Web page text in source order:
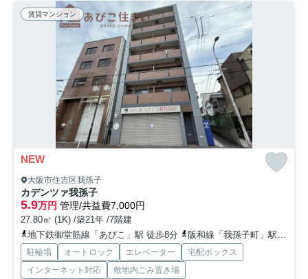
賃貸マンション
NEW
大阪市住吉区我孫子
カデンツァ我孫子
5.9万円 管理/共益費7,000円
27.80㎡ (1K) /築21年 /7階建
地下鉄御堂筋線「あびこ」駅 徒歩8分
阪和線「我孫子町」駅 徒歩5分
駐輪場 オートロック エレベーター
宅配ボックス
インターネット対応
敷地内ごみ置き場